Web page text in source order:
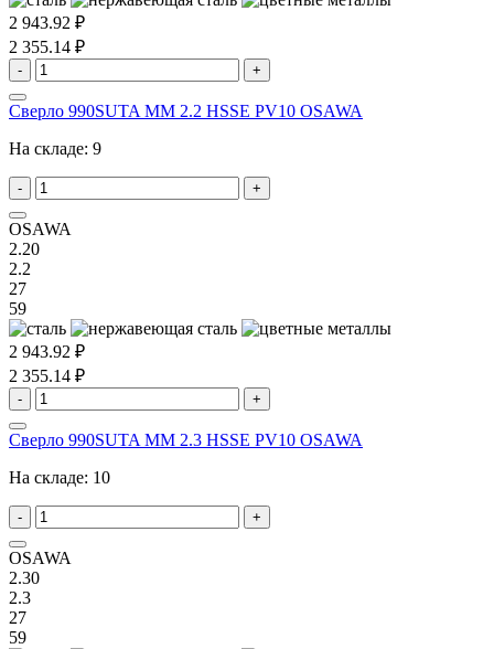
2 943.92 ₽
2 355.14 ₽
- +
Сверло 990SUTA MM 2.2 HSSE PV10 OSAWA
На складе: 9
- +
OSAWA
2.20
2.2
27
59
2 943.92 ₽
2 355.14 ₽
- +
Сверло 990SUTA MM 2.3 HSSE PV10 OSAWA
На складе: 10
- +
OSAWA
2.30
2.3
27
59